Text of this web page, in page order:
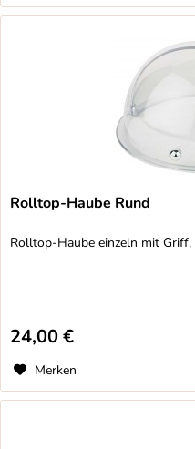
Rolltop-Haube Rund
Rolltop-Haube einzeln mit
24,00 €
Merken